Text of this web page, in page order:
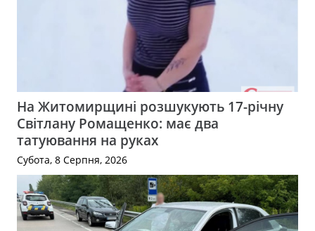
На Житомирщині розшукують 17-річну
Світлану Ромащенко: має два
татуювання на руках
Субота, 8 Серпня, 2026